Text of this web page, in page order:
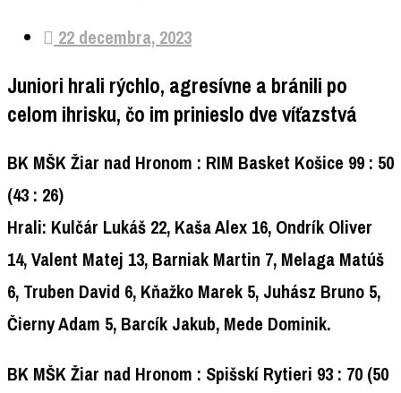
22 decembra, 2023
Juniori hrali rýchlo, agresívne a bránili po
celom ihrisku, čo im prinieslo dve víťazstvá
BK MŠK Žiar nad Hronom : RIM Basket Košice 99 : 50
(43 : 26)
Hrali: Kulčár Lukáš 22, Kaša Alex 16, Ondrík Oliver
14, Valent Matej 13, Barniak Martin 7, Melaga Matúš
6, Truben David 6, Kňažko Marek 5, Juhász Bruno 5,
Čierny Adam 5, Barcík Jakub, Mede Dominik.
BK MŠK Žiar nad Hronom : Spišskí Rytieri 93 : 70 (50